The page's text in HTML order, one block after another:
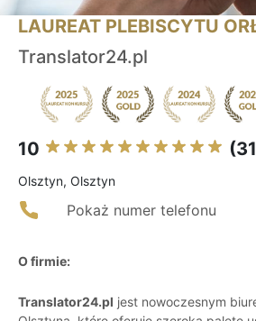
LAUREAT PLEBISCYTU
Translator24.pl
10
Olsztyn, Olsztyn
Pokaż numer telefonu
O firmie:
Translator24.pl jest nowoczesnym